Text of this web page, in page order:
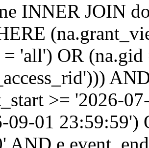
INNER JOIN
= 'all') OR
>= '2026-
09-01 23:59:59')
AND